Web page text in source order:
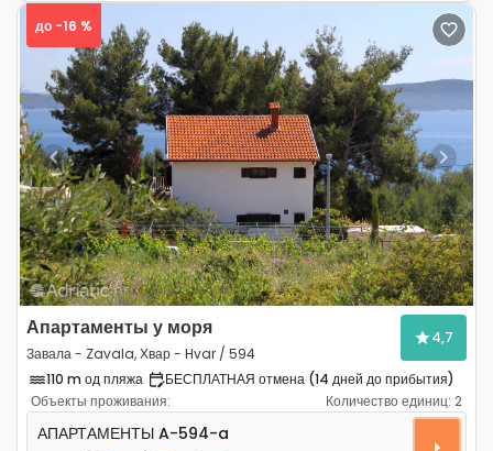
Previous Next
до -16 %
Апартаменты у моря
Завала - Zavala, Хвар - Hvar / 594
4,7
110 m од пляжа
БЕСПЛАТНАЯ отмена (14 дней до прибытия)
Объекты проживания:
Количество единиц: 2
Двухкомнатные апартаменты Завала - Zavala, Хвар
АПАРТАМЕНТЫ A-594-a